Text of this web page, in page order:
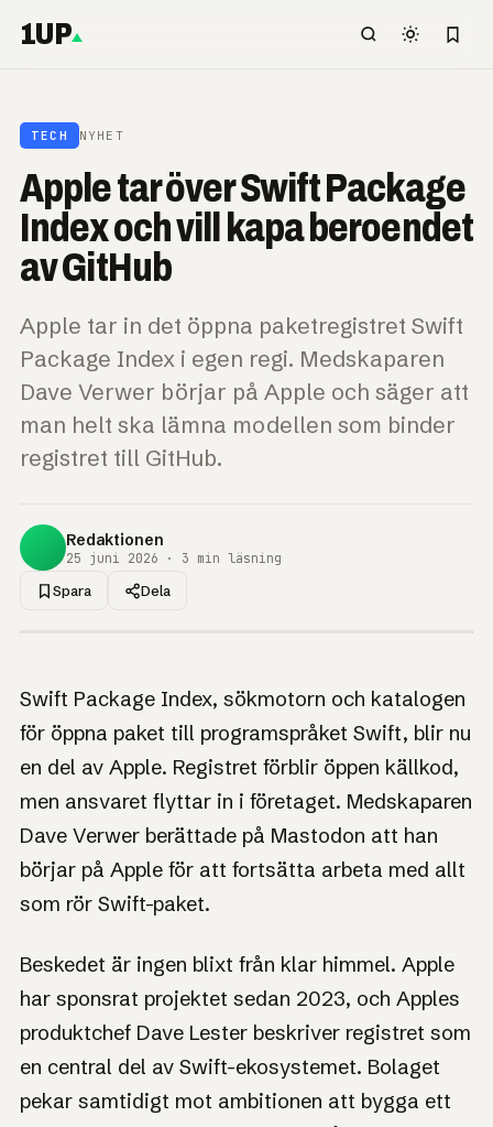
1UP
TECH NYHET
Apple tar över Swift Package
Index och vill kapa beroendet
av GitHub
Apple tar in det öppna paketregistret Swift
Package Index i egen regi. Medskaparen
Dave Verwer börjar på Apple och säger att
man helt ska lämna modellen som binder
registret till GitHub.
Redaktionen
25 juni 2026 · 3 min läsning
Spara Dela
Apple tar över Swift
Package Index och
vill kapa beroendet
av GitHub
Ett älskat oberoende verktyg för Swift-utvecklare
flyttar in under Apples tak.
Swift Package Index, sökmotorn och katalogen
för öppna paket till programspråket Swift, blir nu
en del av Apple. Registret förblir öppen källkod,
men ansvaret flyttar in i företaget. Medskaparen
Dave Verwer berättade på Mastodon att han
börjar på Apple för att fortsätta arbeta med allt
som rör Swift-paket.
Beskedet är ingen blixt från klar himmel. Apple
har sponsrat projektet sedan 2023, och Apples
produktchef Dave Lester beskriver registret som
en central del av Swift-ekosystemet. Bolaget
pekar samtidigt mot ambitionen att bygga ett